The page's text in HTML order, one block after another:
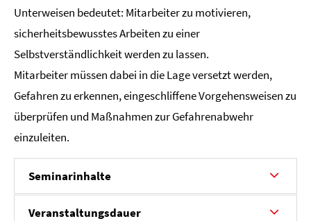
Unterweisen bedeutet: Mitarbeiter zu motivieren,
sicherheitsbewusstes Arbeiten zu einer
Selbstverständlichkeit werden zu lassen.
Mitarbeiter müssen dabei in die Lage versetzt werden,
Gefahren zu erkennen, eingeschliffene Vorgehensweisen zu
überprüfen und Maßnahmen zur Gefahrenabwehr
einzuleiten.
Seminarinhalte
Veranstaltungsdauer